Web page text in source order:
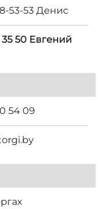
53-53 Денис
35 50 Евгений
54 09